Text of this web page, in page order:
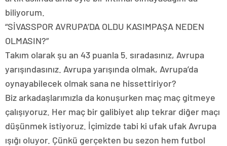
biliyorum.
“SİVASSPOR AVRUPA’DA OLDU KASIMPAŞA NEDEN
OLMASIN?”
Takım olarak şu an 43 puanla 5. sıradasınız, Avrupa
yarışındasınız. Avrupa yarışında olmak, Avrupa’da
oynayabilecek olmak sana ne hissettiriyor?
Biz arkadaşlarımızla da konuşurken maç maç gitmeye
çalışıyoruz. Her maç bir galibiyet alıp tekrar diğer maçı
düşünmek istiyoruz. İçimizde tabi ki ufak ufak Avrupa
ışığı oluyor. Çünkü gerçekten bu sezon hem futbol